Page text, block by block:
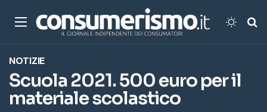
Menu
NOTIZIE
Scuola 2021. 500 euro per il
materiale scolastico